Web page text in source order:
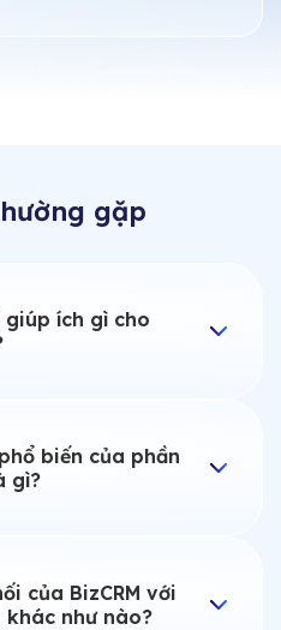
gặp
giúp ích gì cho
biến của phần
gì?
của BizCRM với
khác như nào?